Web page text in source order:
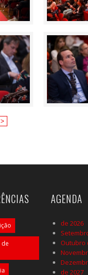
>
de
AGENDA
de 2026
Outubro
de 2027